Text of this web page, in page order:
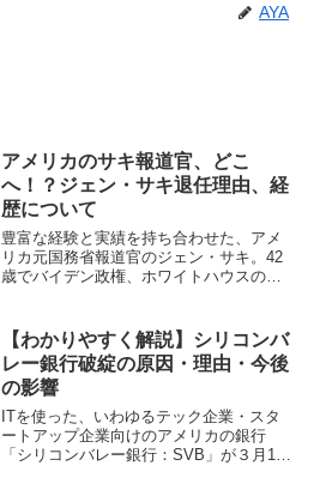
AYA
アメリカのサキ報道官、どこ
へ！？ジェン・サキ退任理由、経
歴について
豊富な経験と実績を持ち合わせた、アメ
リカ元国務省報道官のジェン・サキ。42
歳でバイデン政権、ホワイトハウスの報
の姿勢は、国内外で高く評価されました
が、2022年5月に退任...
【わかりやすく解説】シリコンバ
レー銀行破綻の原因・理由・今後
の影響
ITを使った、いわゆるテック企業・スタ
ートアップ企業向けのアメリカの銀行
「シリコンバレー銀行：SVB」が３月10